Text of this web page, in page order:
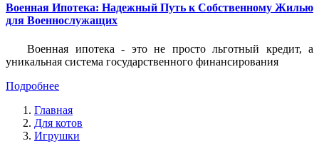
Военная Ипотека: Надежный Путь к Собственному Жилью
для Военнослужащих
Военная ипотека - это не просто льготный кредит, а
уникальная система государственного финансирования
Подробнее
Главная
Для котов
Игрушки